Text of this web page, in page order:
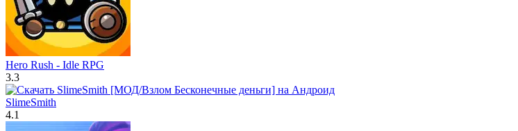
Hero Rush - Idle RPG
3.3
SlimeSmith
4.1